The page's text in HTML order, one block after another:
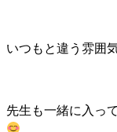
いつもと違う雰囲
先生も一緒に入っ